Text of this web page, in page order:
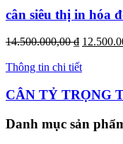
cân siêu thị in hóa
14.500.000,00₫ Giá
là:
Thông tin chi tiết
CÂN TỶ TRỌNG
Danh mục sản